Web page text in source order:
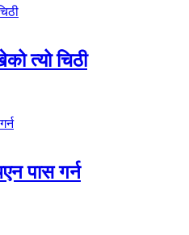
त्यो चिठी
पास गर्न